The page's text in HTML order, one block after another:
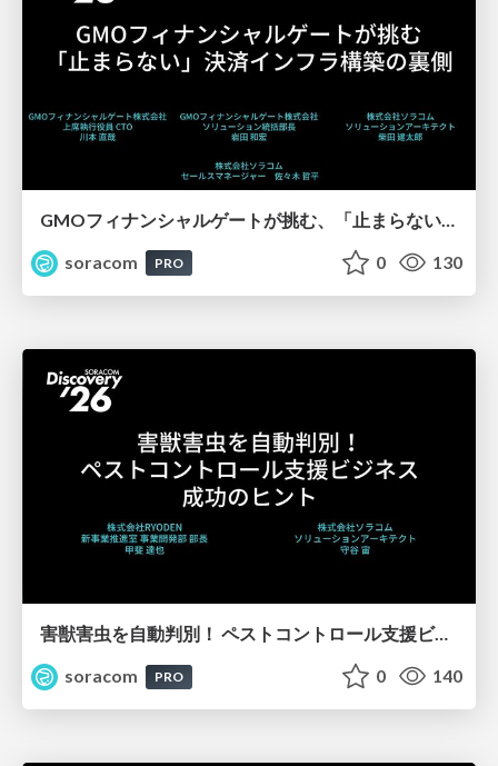
soracom
PRO 0 130
害獣害虫を自動判別！ ペストコントロール支援ビジネス成功のヒント【SORACOM Discovery 2026】
soracom
PRO 0 140